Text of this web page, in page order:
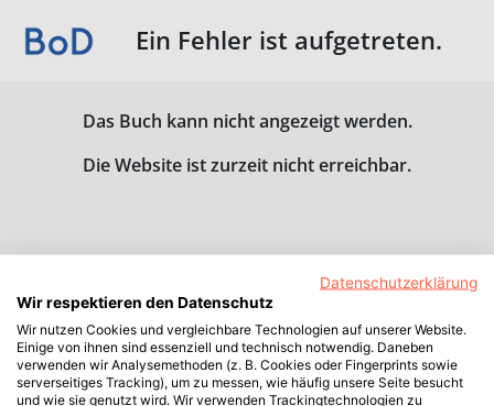
Ein Fehler ist aufgetreten.
Das Buch kann nicht angezeigt werden.
Die Website ist zurzeit nicht erreichbar.
Datenschutzerklärung
Wir respektieren den Datenschutz
Wir nutzen Cookies und vergleichbare Technologien auf unserer Website.
Einige von ihnen sind essenziell und technisch notwendig. Daneben
verwenden wir Analysemethoden (z. B. Cookies oder Fingerprints sowie
serverseitiges Tracking), um zu messen, wie häufig unsere Seite besucht
und wie sie genutzt wird. Wir verwenden Trackingtechnologien zu